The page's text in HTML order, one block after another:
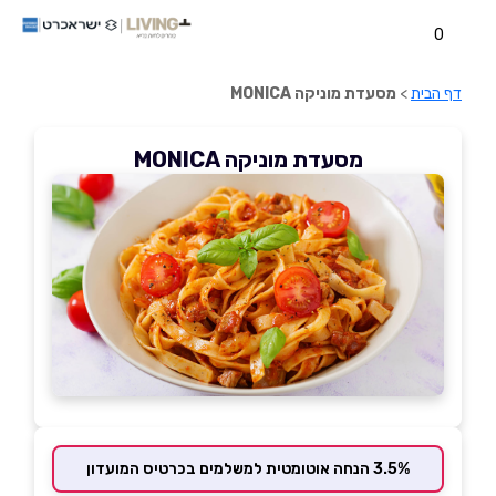
0
דף הבית> מסעדת מוניקה MONICA
מסעדת מוניקה MONICA
3.5% הנחה אוטומטית למשלמים בכרטיס המועדון